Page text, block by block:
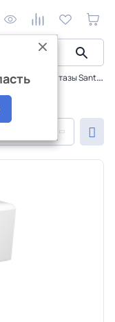
Унитазы Santeri